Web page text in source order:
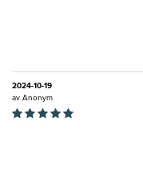
2024-10-19
av Anonym